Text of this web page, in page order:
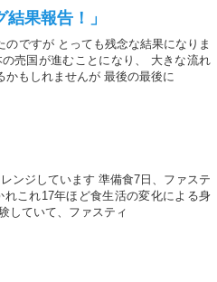
果報告！」
ですが とっても残念な結果になりま
売国が進むことになり、 大きな流れ
かもしれませんが 最後の最後に
ンジしています 準備食7日、ファステ
これ17年ほど食生活の変化による身
していて、ファスティ